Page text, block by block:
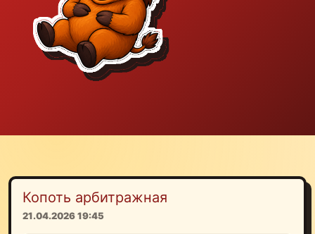
Копоть арбитражная
21.04.2026 19:45